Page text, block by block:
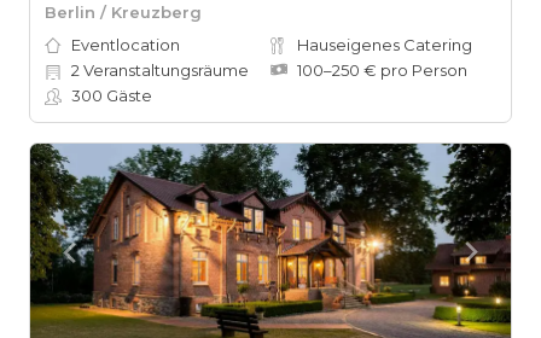
Berlin / Kreuzberg
Eventlocation
Hauseigenes Catering
2 Veranstaltungsräume
100–250 € pro Person
300 Gäste